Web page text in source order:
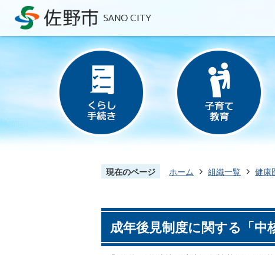
現在のページ ホーム 組織一覧 健康
成年後見制度に関する「中